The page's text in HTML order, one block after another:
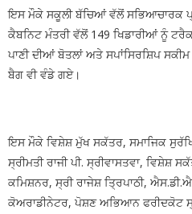
ਇਸ ਮੌਕੇ ਸਕੂਲੀ ਬੱਚਿਆਂ ਵੱਲੋਂ ਸਭਿਆਚਾਰਕ
ਕੈਬਨਿਟ ਮੰਤਰੀ ਵੱਲੋਂ 149 ਖਿਡਾਰੀਆਂ ਨੂੰ
ਪਾਣੀ ਦੀਆਂ ਬੋਤਲਾਂ ਅਤੇ ਸਪਾਂਸਿਰਸ਼ਿਪ
ਬੈਗ ਵੀ ਵੰਡੇ ਗਏ।
ਇਸ ਮੌਕੇ ਵਿਸ਼ੇਸ਼ ਮੁੱਖ ਸਕੱਤਰ, ਸਮਾਜਿਕ
ਸ੍ਰੀਮਤੀ ਰਾਜੀ ਪੀ. ਸ੍ਰੀਵਾਸਤਵਾ, ਵਿਸ਼ੇਸ਼
ਕਮਿਸ਼ਨਰ, ਸ੍ਰੀ ਰਾਜੇਸ਼ ਤ੍ਰਿਪਾਠੀ,
ਕੋਅਰਾਡੀਨੇਟਰ, ਪੋਸ਼ਣ ਅਭਿਆਨ ਫਰੀਦਕੋਟ